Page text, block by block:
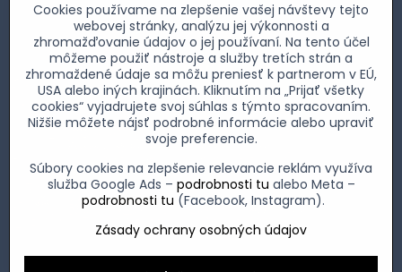
Cookies používame na zlepšenie vašej návštevy tejto
webovej stránky, analýzu jej výkonnosti a
zhromažďovanie údajov o jej používaní. Na tento účel
môžeme použiť nástroje a služby tretích strán a
zhromaždené údaje sa môžu preniesť k partnerom v EÚ,
USA alebo iných krajinách. Kliknutím na „Prijať všetky
cookies“ vyjadrujete svoj súhlas s týmto spracovaním.
Nižšie môžete nájsť podrobné informácie alebo upraviť
svoje preferencie.
Súbory cookies na zlepšenie relevancie reklám využíva
služba Google Ads – podrobnosti tu alebo Meta –
podrobnosti tu (Facebook, Instagram).
Zásady ochrany osobných údajov